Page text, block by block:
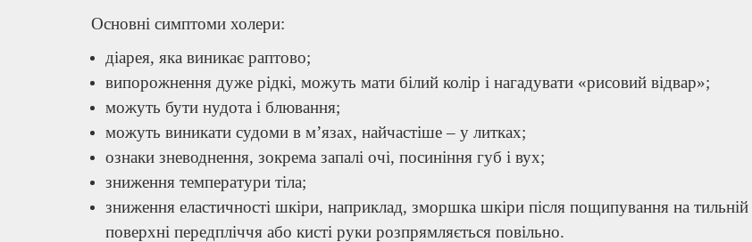
Основні симптоми холери:
діарея, яка виникає раптово;
випорожнення дуже рідкі, можуть мати білий колір і нагадувати «рисовий відвар»;
можуть бути нудота і блювання;
можуть виникати судоми в м’язах, найчастіше – у литках;
ознаки зневоднення, зокрема запалі очі, посиніння губ і вух;
зниження температури тіла;
зниження еластичності шкіри, наприклад, зморшка шкіри після пощипування на тильній
поверхні передпліччя або кисті руки розпрямляється повільно.